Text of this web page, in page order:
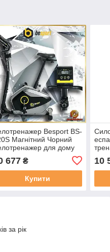
Besport BS-
Магнітний Чорний
для дому
677₴
Купити
10
за рік